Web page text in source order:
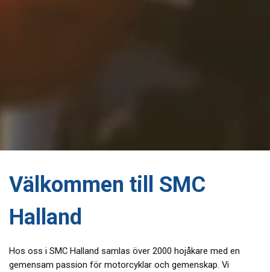
Välkommen till SMC
Halland
Hos oss i SMC Halland samlas över 2000 hojåkare med en
gemensam passion för motorcyklar och gemenskap. Vi